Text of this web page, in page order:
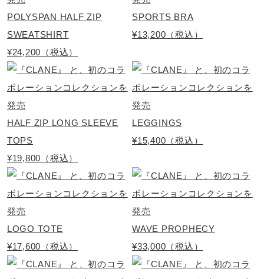
POLYSPAN HALF ZIP
SWEATSHIRT
¥24,200（税込）
SPORTS BRA
¥13,200（税込）
HALF ZIP LONG SLEEVE
TOPS
¥19,800（税込）
LEGGINGS
¥15,400（税込）
LOGO TOTE
¥17,600（税込）
WAVE PROPHECY
¥33,000（税込）